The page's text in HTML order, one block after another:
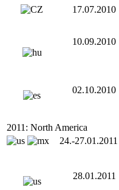
17.07.2010
10.09.2010
02.10.2010
2011: North America
24.-27.01.2011
28.01.2011